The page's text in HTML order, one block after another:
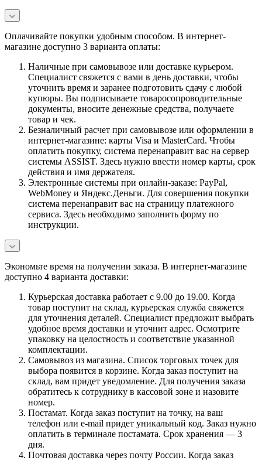
Оплачивайте покупки удобным способом. В интернет-
магазине доступно 3 варианта оплаты:
Наличные при самовывозе или доставке курьером.
Специалист свяжется с вами в день доставки, чтобы
уточнить время и заранее подготовить сдачу с любой
купюры. Вы подписываете товаросопроводительные
документы, вносите денежные средства, получаете
товар и чек.
Безналичный расчет при самовывозе или оформлении в
интернет-магазине: карты Visa и MasterCard. Чтобы
оплатить покупку, система перенаправит вас на сервер
системы ASSIST. Здесь нужно ввести номер карты, срок
действия и имя держателя.
Электронные системы при онлайн-заказе: PayPal,
WebMoney и Яндекс.Деньги. Для совершения покупки
система перенаправит вас на страницу платежного
сервиса. Здесь необходимо заполнить форму по
инструкции.
Экономьте время на получении заказа. В интернет-магазине
доступно 4 варианта доставки:
Курьерская доставка работает с 9.00 до 19.00. Когда
товар поступит на склад, курьерская служба свяжется
для уточнения деталей. Специалист предложит выбрать
удобное время доставки и уточнит адрес. Осмотрите
упаковку на целостность и соответствие указанной
комплектации.
Самовывоз из магазина. Список торговых точек для
выбора появится в корзине. Когда заказ поступит на
склад, вам придет уведомление. Для получения заказа
обратитесь к сотруднику в кассовой зоне и назовите
номер.
Постамат. Когда заказ поступит на точку, на ваш
телефон или e-mail придет уникальный код. Заказ нужно
оплатить в терминале постамата. Срок хранения — 3
дня.
Почтовая доставка через почту России. Когда заказ